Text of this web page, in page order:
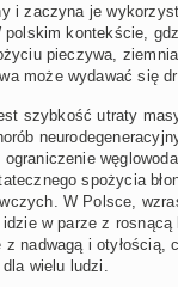
i zaczyna je
polskim kontekście,
pieczywa,
może wydawać się
szybkość utraty
spożycia
W Polsce,
w parze z rosnącą
z nadwagą i otyłością,
wielu ludzi.